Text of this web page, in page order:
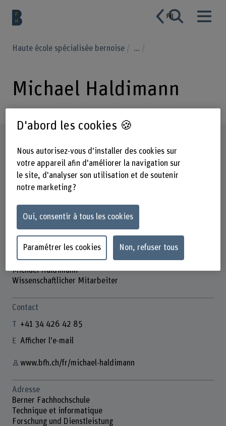
FR
Haute école spécialisée bernoise ...
Michael Haldimann
Michael Haldimann
Wissenschaftlicher Mitarbeiter
Contact
+41 34 426 42 85
Afficher l'e-mail
www.bfh.ch/fr/michael-haldimann
Adresse
Berner Fachhochschule
Technique et informatique
Forschung und Dienstleistung
D'abord les cookies 🍪
Nous autorisez-vous d'installer des cookies sur
votre appareil afin d'améliorer la navigation sur
le site, d'analyser son utilisation et de soutenir
notre marketing ?
Oui, consentir à tous les cookies
Paramétrer les cookies Non, refuser tous